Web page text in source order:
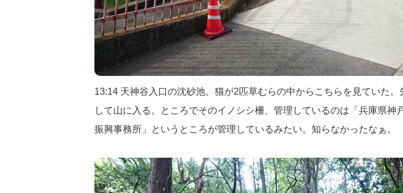
13:14 天神谷入口の沈砂池。猫が2匹草むらの中からこちらを見ていた。
して山に入る。ところでそのイノシシ柵、管理しているのは「兵庫県神
振興事務所」というところが管理しているみたい。知らなかったなぁ。